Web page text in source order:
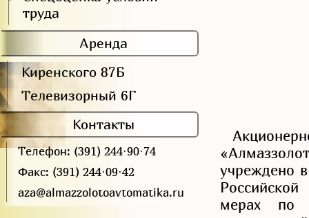
труда
Аренда
Киренского 87Б
Телевизорный 6Г
Контакты
Телефон: (391) 244·90·74
Факс: (391) 244·09·42
aza@almazzolotoavtomatika.ru
учреждено
мерах по